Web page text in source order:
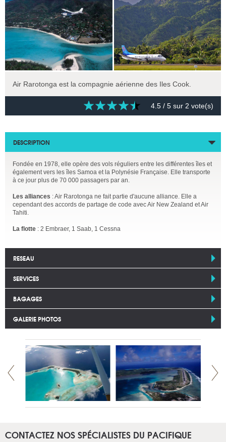
Air Rarotonga est la compagnie aérienne des Iles Cook.
4.5 / 5 sur 2 vote(s)
DESCRIPTION
Fondée en 1978, elle opère des vols réguliers entre les différentes îles et
également vers les îles Samoa et la Polynésie Française. Elle transporte
à ce jour plus de 70 000 passagers par an.
Les alliances : Air Rarotonga ne fait partie d'aucune alliance. Elle a
cependant des accords de partage de code avec Air New Zealand et Air
Tahiti.
La flotte : 2 Embraer, 1 Saab, 1 Cessna
RESEAU
SERVICES
BAGAGES
GALERIE PHOTOS
CONTACTEZ NOS SPÉCIALISTES DU PACIFIQUE